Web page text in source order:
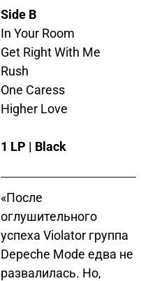
Side B
In Your Room
Get Right With Me
Rush
One Caress
Higher Love
1 LP | Black
«После
оглушительного
успеха Violator группа
Depeche Mode едва не
развалилась. Но,